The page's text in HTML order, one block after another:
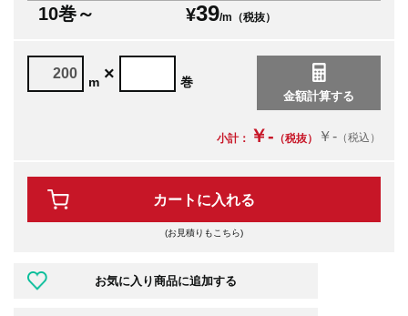
10巻～ ¥39/m（税抜）
m × 巻
小計： ￥- （税抜） ￥- （税込）
カートに入れる
(お見積りもこちら)